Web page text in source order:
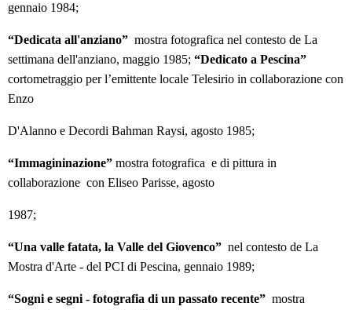
gennaio 1984;
“Dedicata all'anziano” mostra fotografica nel contesto de La
settimana dell'anziano, maggio 1985; “Dedicato a Pescina”
cortometraggio per l’emittente locale Telesirio in collaborazione con
Enzo​
D'Alanno e Decordi Bahman Raysi, agosto 1985;
“Immagininazione” mostra fotografica e di pittura in
collaborazione con Eliseo Parisse, agosto
1987;
“Una valle fatata, la Valle del Giovenco” nel contesto de La
Mostra d'Arte - del PCI di Pescina, gennaio 1989;
“Sogni e segni - fotografia di un passato recente” mostra